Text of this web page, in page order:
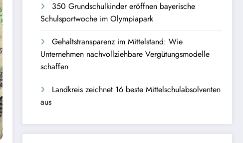
350 Grundschulkinder eröffnen bayerische
Schulsportwoche im Olympiapark
Gehaltstransparenz im Mittelstand: Wie
Unternehmen nachvollziehbare Vergütungsmodelle
schaffen
Landkreis zeichnet 16 beste Mittelschulabsolventen
aus